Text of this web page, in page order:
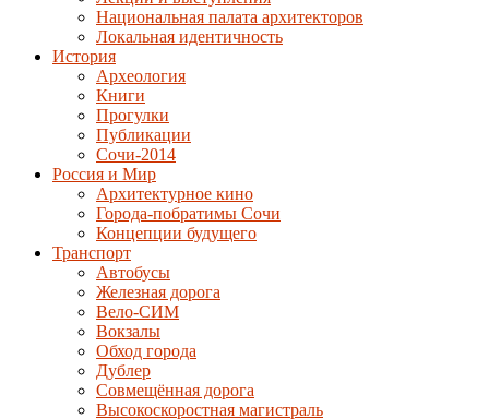
Национальная палата архитекторов
Локальная идентичность
История
Археология
Книги
Прогулки
Публикации
Сочи-2014
Россия и Мир
Архитектурное кино
Города-побратимы Сочи
Концепции будущего
Транспорт
Автобусы
Железная дорога
Вело-СИМ
Вокзалы
Обход города
Дублер
Совмещённая дорога
Высокоскоростная магистраль